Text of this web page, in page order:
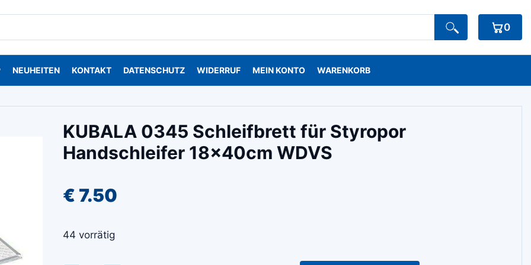
0
NEUHEITEN KONTAKT DATENSCHUTZ WIDERRUF MEIN KONTO WARENKORB
KUBALA 0345 Schleifbrett für Styropor
Handschleifer 18x40cm WDVS
€ 7.50
44 vorrätig